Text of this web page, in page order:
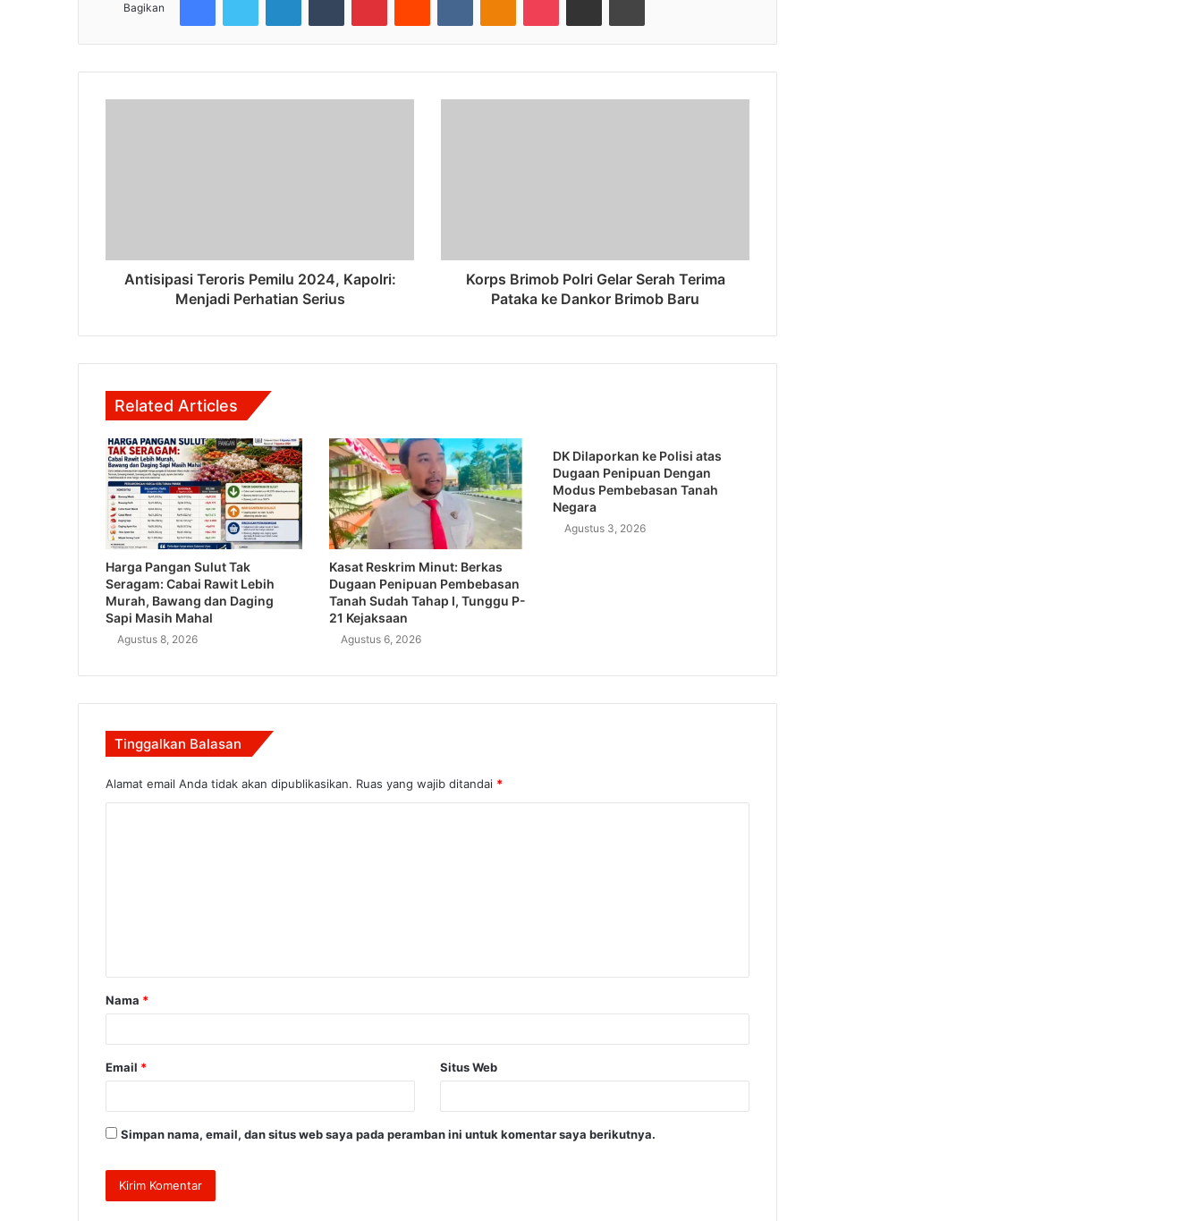
Bagikan
Antisipasi Teroris Pemilu 2024, Kapolri:
Menjadi Perhatian Serius
Korps Brimob Polri Gelar Serah Terima
Pataka ke Dankor Brimob Baru
Related Articles
Harga Pangan Sulut Tak
Seragam: Cabai Rawit Lebih
Murah, Bawang dan Daging
Sapi Masih Mahal
Agustus 8, 2026
Kasat Reskrim Minut: Berkas
Dugaan Penipuan Pembebasan
Tanah Sudah Tahap I, Tunggu P-
21 Kejaksaan
Agustus 6, 2026
DK Dilaporkan ke Polisi atas
Dugaan Penipuan Dengan
Modus Pembebasan Tanah
Negara
Agustus 3, 2026
Tinggalkan Balasan
Alamat email Anda tidak akan dipublikasikan. Ruas yang wajib ditandai *
a
r
Nama *
Email * Situs Web
Simpan nama, email, dan situs web saya pada peramban ini untuk komentar saya berikutnya.